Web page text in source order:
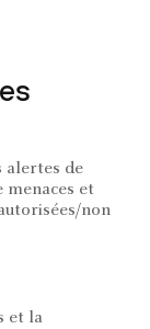
alertes de
menaces et
non
et la